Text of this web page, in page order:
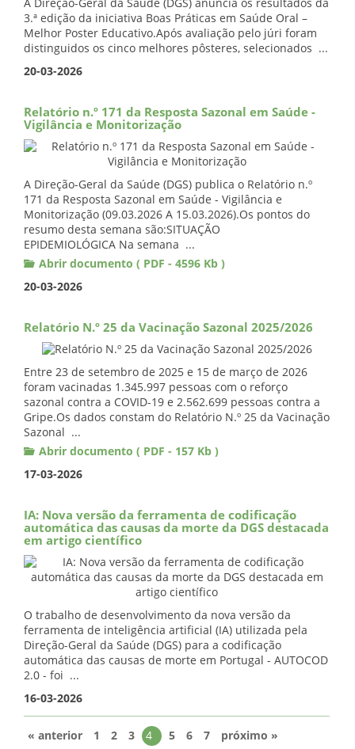
A Direção-Geral da Saúde (DGS) anuncia os resultados da
3.ª edição da iniciativa Boas Práticas em Saúde Oral –
Melhor Poster Educativo.Após avaliação pelo júri foram
distinguidos os cinco melhores pôsteres, selecionados ...
20-03-2026
Relatório n.º 171 da Resposta Sazonal em Saúde -
Vigilância e Monitorização
A Direção-Geral da Saúde (DGS) publica o Relatório n.º
171 da Resposta Sazonal em Saúde - Vigilância e
Monitorização (09.03.2026 A 15.03.2026).Os pontos do
resumo desta semana são:SITUAÇÃO
EPIDEMIOLÓGICA Na semana ...
Abrir documento ( PDF - 4596 Kb )
20-03-2026
Relatório N.º 25 da Vacinação Sazonal 2025/2026
Entre 23 de setembro de 2025 e 15 de março de 2026
foram vacinadas 1.345.997 pessoas com o reforço
sazonal contra a COVID-19 e 2.562.699 pessoas contra a
Gripe.Os dados constam do Relatório N.º 25 da Vacinação
Sazonal ...
Abrir documento ( PDF - 157 Kb )
17-03-2026
IA: Nova versão da ferramenta de codificação
automática das causas da morte da DGS destacada
em artigo científico
O trabalho de desenvolvimento da nova versão da
ferramenta de inteligência artificial (IA) utilizada pela
Direção-Geral da Saúde (DGS) para a codificação
automática das causas de morte em Portugal - AUTOCOD
2.0 - foi ...
16-03-2026
« anterior 1 2 3 4 5 6 7 próximo »